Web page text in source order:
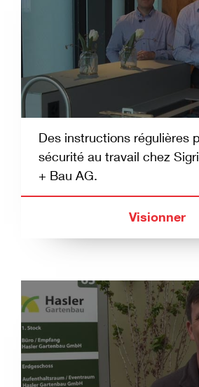
Des instructions régulières
sécurité au travail chez
+ Bau AG.
Visionner